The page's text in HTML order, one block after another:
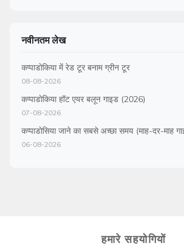
नवीनतम लेख
कप्पाडोकिया में रेड टूर बनाम ग्रीन टूर
08-08-2026
कप्पाडोकिया हॉट एयर बलून गाइड (2026)
07-08-2026
कप्पाडोसिया जाने का सबसे अच्छा समय (माह-दर-माह
06-08-2026
हमारे सहयोगियों